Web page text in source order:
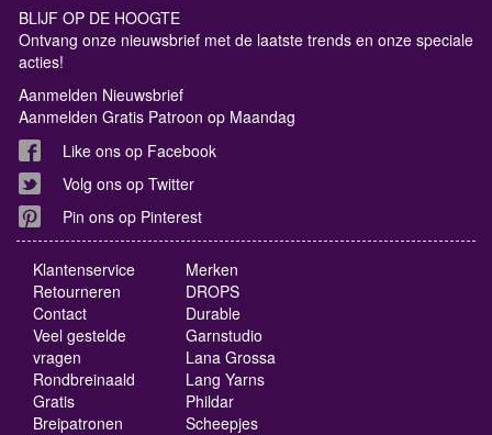
BLIJF OP DE HOOGTE
Ontvang onze nieuwsbrief met de laatste trends en onze speciale
acties!
Aanmelden Nieuwsbrief
Aanmelden Gratis Patroon op Maandag
Like ons op Facebook
Volg ons op Twitter
Pin ons op Pinterest
Klantenservice
Retourneren
Contact
Veel gestelde
vragen
Rondbreinaald
Gratis
Breipatronen
Merken
DROPS
Durable
Garnstudio
Lana Grossa
Lang Yarns
Phildar
Scheepjes